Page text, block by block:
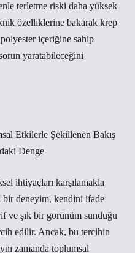
terletme riski daha yüksek
özelliklerine bakarak krep
polyester içeriğine sahip
yaratabileceğini
Etkilerle Şekillenen Bakış
Denge
ihtiyaçları karşılamakla
bir deneyim, kendini ifade
ve şık bir görünüm sunduğu
edilir. Ancak, bu tercihin
zamanda toplumsal